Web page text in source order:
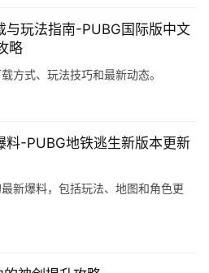
与玩法指南-PUBG国际版中文
略
方式、玩法技巧和最新动态。
料-PUBG地铁逃生新版本更新
新爆料，包括玩法、地图和角色更